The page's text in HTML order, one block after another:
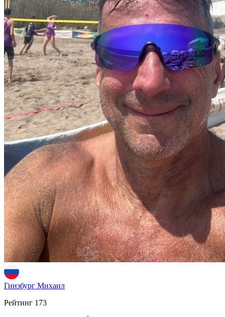
Гинзбург Михаил
Рейтинг 173